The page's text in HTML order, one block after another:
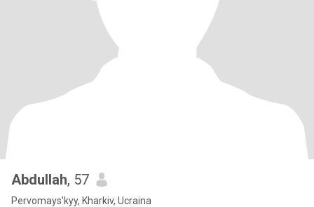
Abdullah, 57
Pervomays'kyy, Kharkiv, Ucraina